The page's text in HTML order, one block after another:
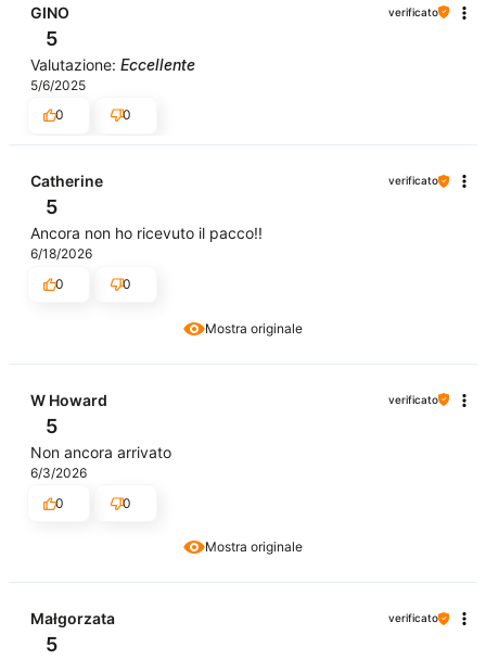
GINO verificato
5
Valutazione: Eccellente
5/6/2025
0
0
Mostra originale
Catherine verificato
5
Ancora non ho ricevuto il pacco!!
6/18/2026
0
0
Mostra originale
W Howard verificato
5
Non ancora arrivato
6/3/2026
0
0
Małgorzata verificato
5